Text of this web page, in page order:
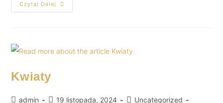
Czytaj Dalej
Kwiaty
admin 19 listopada, 2024
Uncategorized